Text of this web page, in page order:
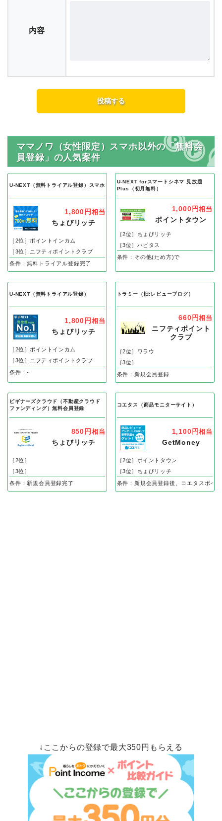
内容
ママノワ（女性限定）スマホ以外の「無料会
員登録」の人気案件
U-NEXT（無料トライアル登録）スマホ
1,800円 相当
ちょびリッチ
［2位］ポイントインカム
［3位］ニフティポイントクラブ
条件：無料トライアル登録完了
U-NEXT forスマートシネマ 見放題
Plus（初月無料）
1,000円相当
ポイントタウン
［2位］ちょびリッチ
［3位］ハピタス
条件：その他(ため方)で
U-NEXT（無料トライアル登録）
1,800円 相当
ちょびリッチ
［2位］ポイントインカム
［3位］ニフティポイントクラブ
条件：-
トラミー（旧:レビューブログ）
660円相当
ニフティポイント
クラブ
［2位］ワラウ
［3位］
条件：新規会員登録
ビギナーズクラウド（不動産クラウド
ファンディング）無料会員登録
850円 相当
ちょびリッチ
［2位］
［3位］
条件：新規会員登録完了
コエタス（商品モニターサイト）
1,100円相当
GetMoney
［2位］ポイントタウン
［3位］ちょびリッチ
条件：新規会員登録後、コエタスポイ
↓ここからの登録で最大350円もらえる